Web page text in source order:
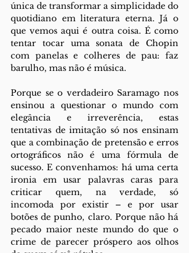
única de transformar a simplicidade do
quotidiano em literatura eterna. Já o
que vemos aqui é outra coisa. É como
tentar tocar uma sonata de Chopin
com panelas e colheres de pau: faz
barulho, mas não é música.
Porque se o verdadeiro Saramago nos
ensinou a questionar o mundo com
elegância e irreverência, estas
tentativas de imitação só nos ensinam
que a combinação de pretensão e erros
ortográficos não é uma fórmula de
sucesso. E convenhamos: há uma certa
ironia em usar palavras caras para
criticar quem, na verdade, só
incomoda por existir – e por usar
botões de punho, claro. Porque não há
pecado maior neste mundo do que o
crime de parecer próspero aos olhos